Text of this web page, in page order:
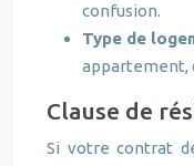
confusion.
Type de
appartement,
Clause de
Si votre contrat